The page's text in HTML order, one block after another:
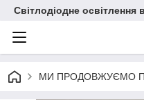
Світлодіодне
МИ ПРОДОВЖУЄМО